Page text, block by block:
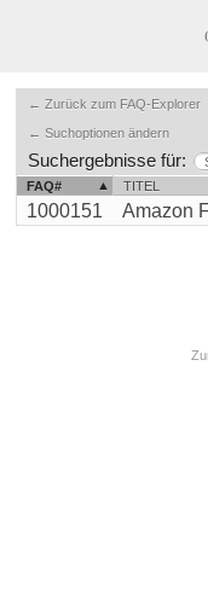
← Zurück zum FAQ-Explorer
← Suchoptionen ändern
Suchergebnisse für:
FAQ#
TITEL
1000151 Amazon